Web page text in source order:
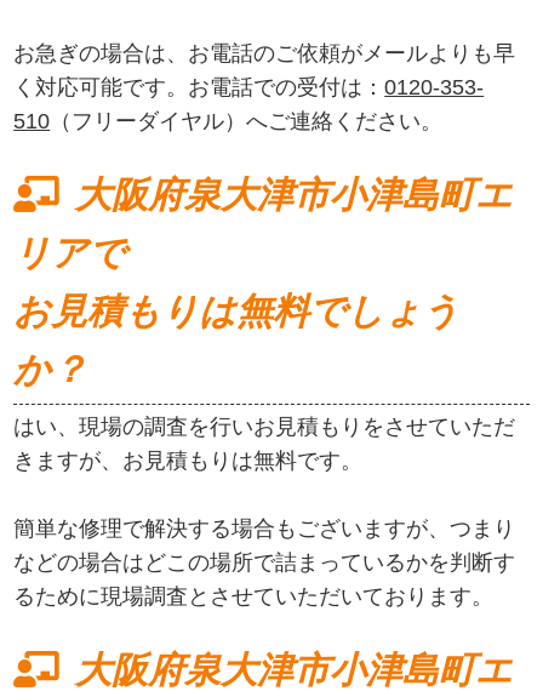
お急ぎの場合は、お電話のご依頼がメールよりも早
く対応可能です。お電話での受付は：0120-353-
510 （フリーダイヤル）へご連絡ください。
大阪府泉大津市小津島町エ
リアで
お見積もりは無料でしょう
か？
はい、現場の調査を行いお見積もりをさせていただ
きますが、お見積もりは無料です。
簡単な修理で解決する場合もございますが、つまり
などの場合はどこの場所で詰まっているかを判断す
るために現場調査とさせていただいております。
大阪府泉大津市小津島町エ